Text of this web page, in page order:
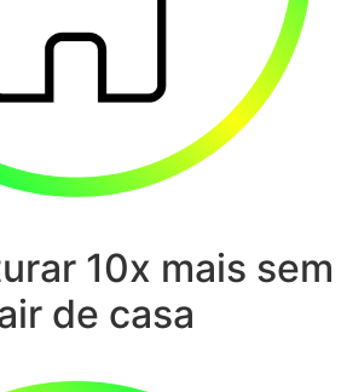
10x mais sem
de casa